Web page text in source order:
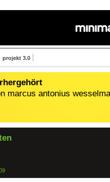
projekt 3.0
marcus antonius